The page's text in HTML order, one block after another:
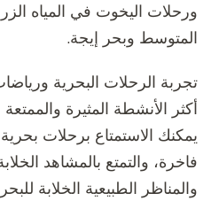
ورحلات اليخوت في المياه
المتوسط وبحر إيجة.
تجربة الرحلات البحرية
أكثر الأنشطة المثيرة
يمكنك الاستمتاع برحلات
فاخرة، والتمتع بالمشاهد
والمناظر الطبيعية الخلابة